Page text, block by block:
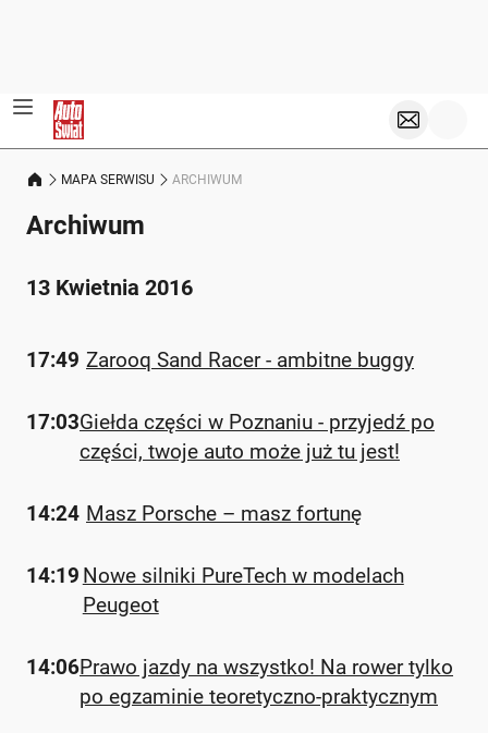
MAPA SERWISU ARCHIWUM
Archiwum
13 Kwietnia 2016
17:49 Zarooq Sand Racer - ambitne buggy
17:03Giełda części w Poznaniu - przyjedź po
części, twoje auto może już tu jest!
14:24 Masz Porsche – masz fortunę
14:19 Nowe silniki PureTech w modelach
Peugeot
14:06Prawo jazdy na wszystko! Na rower tylko
po egzaminie teoretyczno-praktycznym